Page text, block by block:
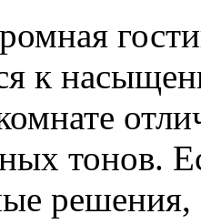
к
тонов.
решения,